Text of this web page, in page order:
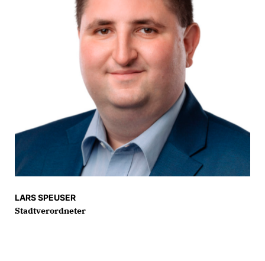
LARS SPEUSER
Stadtverordneter